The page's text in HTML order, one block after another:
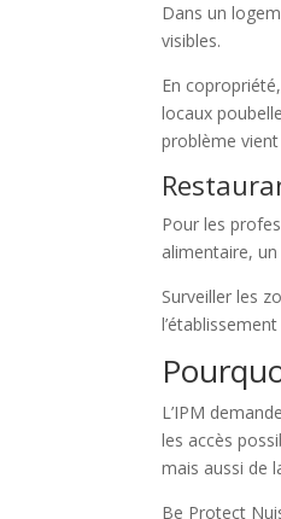
Dans un
visibles.
En
locaux
problème vient
Pour les
alimentaire,
Surveiller les
L’IPM
les accès
mais aussi de
Be Protect